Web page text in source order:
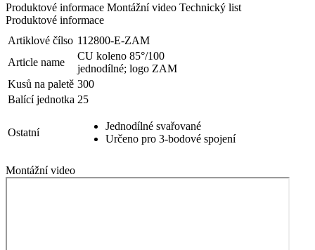
Produktové informace Montážní video Technický list
Produktové informace
Artiklové čílso 112800-E-ZAM
Article name
CU koleno 85°/100
jednodílné; logo ZAM
Kusů na paletě 300
Balící jednotka 25
Ostatní
Jednodílné svařované
Určeno pro 3-bodové spojení
Montážní video